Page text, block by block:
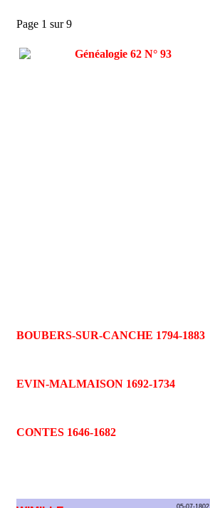
Page 1 sur 9
BOUBERS-SUR-CANCHE 1794-1883
EVIN-MALMAISON 1692-1734
CONTES 1646-1682
05-07-1802